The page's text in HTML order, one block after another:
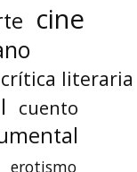
cine
crítica literaria
cuento
erotismo